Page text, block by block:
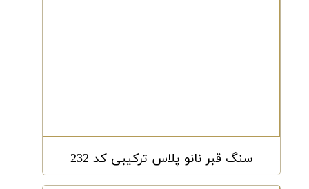
سنگ قبر نانو پلاس ترکیبی کد 232